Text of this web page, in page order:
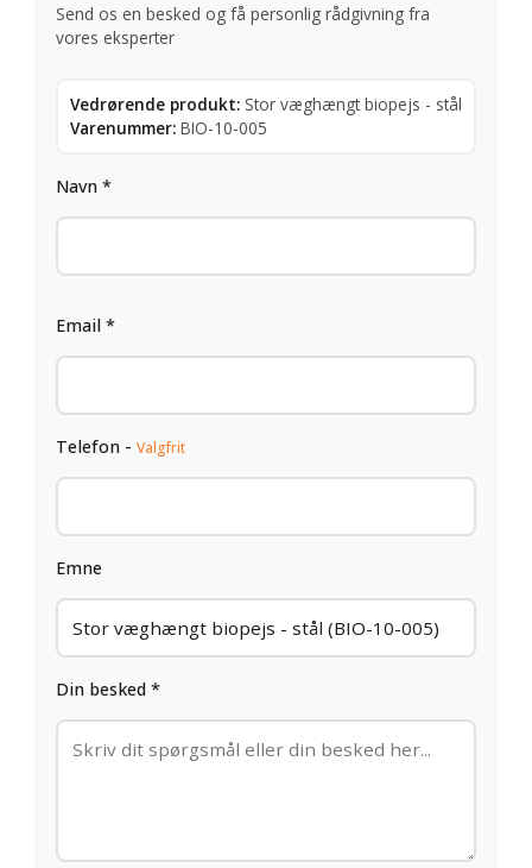
Send os en besked og få personlig rådgivning fra
vores eksperter
Vedrørende produkt: Stor væghængt biopejs - stål
Varenummer: BIO-10-005
Navn *
Email *
Telefon - Valgfrit
Emne
Din besked *